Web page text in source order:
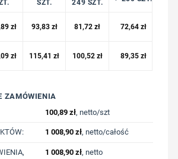
SZT. 249 SZT.
zł 93,83 zł 81,72zł 72,64zł
zł 115,41zł 100,52 zł 89,35zł
ZAMÓWIENIA
100,89 zł, netto/szt
1 008,90 zł, netto/całość
1 008,90 zł, netto